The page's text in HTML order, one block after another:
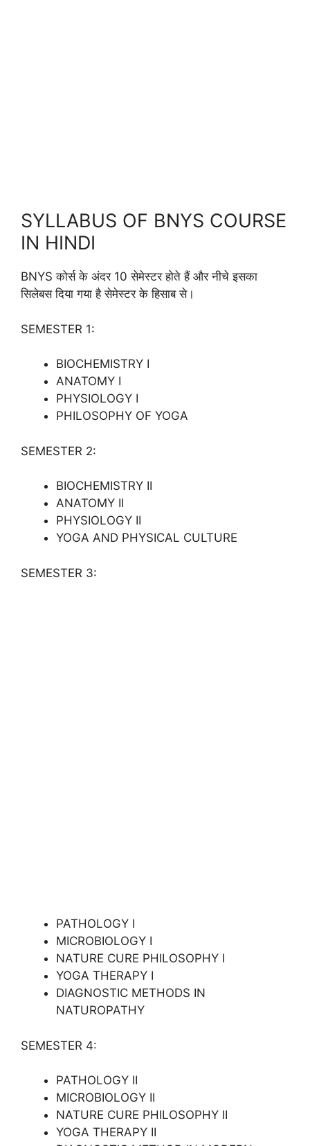
SYLLABUS OF BNYS COURSE
IN HINDI
BNYS कोर्स के अंदर 10 सेमेस्टर होते हैं और नीचे इसका
सिलेबस दिया गया है सेमेस्टर के हिसाब से।
SEMESTER 1:
BIOCHEMISTRY I
ANATOMY I
PHYSIOLOGY I
PHILOSOPHY OF YOGA
SEMESTER 2:
BIOCHEMISTRY II
ANATOMY II
PHYSIOLOGY II
YOGA AND PHYSICAL CULTURE
SEMESTER 3:
PATHOLOGY I
MICROBIOLOGY I
NATURE CURE PHILOSOPHY I
YOGA THERAPY I
DIAGNOSTIC METHODS IN
NATUROPATHY
SEMESTER 4:
PATHOLOGY II
MICROBIOLOGY II
NATURE CURE PHILOSOPHY II
YOGA THERAPY II